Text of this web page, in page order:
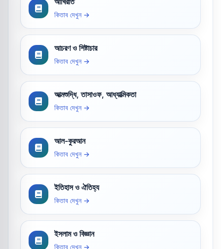
কিতাব দেখুন →
আচরণ ও শিষ্টাচার
কিতাব দেখুন →
আত্মশুদ্ধি, তাসাওফ, আধ্যাত্মিকতা
কিতাব দেখুন →
আল-কুরআন
কিতাব দেখুন →
ইতিহাস ও ঐতিহ্য
কিতাব দেখুন →
ইসলাম ও বিজ্ঞান
কিতাব দেখুন →